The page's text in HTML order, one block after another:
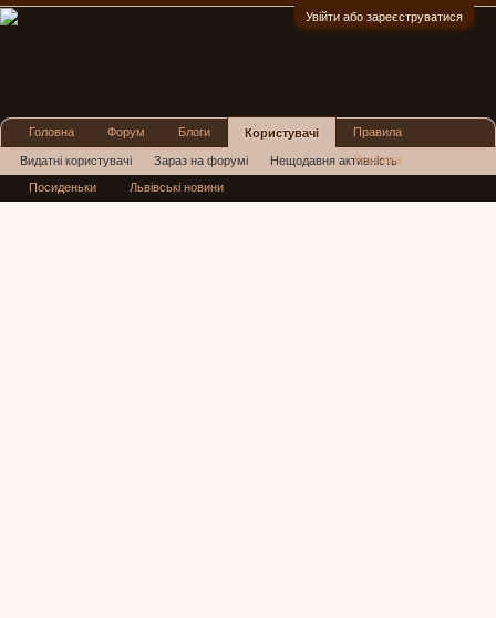
Увійти або зареєструватися
Головна Форум Блоги Користувачі
Видатні користувачі Зараз на форумі Нещодавня активність
Нові повідомлення профілю
Правила
Реклама
Посиденьки Львівські новини